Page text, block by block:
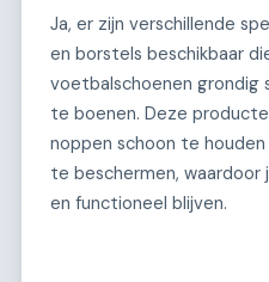
Ja, er zijn verschillende
en borstels beschikbaar
voetbalschoenen grondig
te boenen. Deze
noppen schoon te
te beschermen, waardoor
en functioneel blijven.